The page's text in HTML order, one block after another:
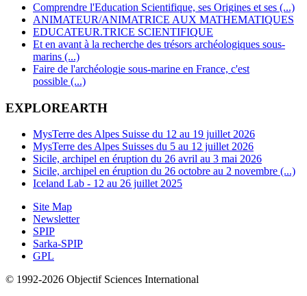
Comprendre l'Education Scientifique, ses Origines et ses (...)
ANIMATEUR/ANIMATRICE AUX MATHEMATIQUES
EDUCATEUR.TRICE SCIENTIFIQUE
Et en avant à la recherche des trésors archéologiques sous-
marins (...)
Faire de l'archéologie sous-marine en France, c'est
possible (...)
EXPLOREARTH
MysTerre des Alpes Suisse du 12 au 19 juillet 2026
MysTerre des Alpes Suisses du 5 au 12 juillet 2026
Sicile, archipel en éruption du 26 avril au 3 mai 2026
Sicile, archipel en éruption du 26 octobre au 2 novembre (...)
Iceland Lab - 12 au 26 juillet 2025
Site Map
Newsletter
SPIP
Sarka-SPIP
GPL
© 1992-2026 Objectif Sciences International